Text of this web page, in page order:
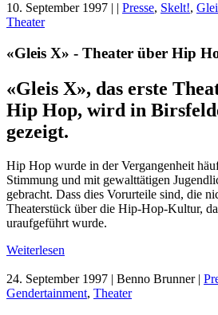
10. September 1997 | | Presse, Skelt!,
Theater
«Gleis X» - Theater über Hip
«Gleis X», das erste
Hip Hop, wird in
gezeigt.
Hip Hop wurde in der Vergangenheit
Stimmung und mit gewalttätigen
gebracht. Dass dies Vorurteile sind, die
Theaterstück über die Hip-Hop-Kultur,
uraufgeführt wurde.
Weiterlesen
24. September 1997 | Benno Brunner |
Gendertainment, Theater